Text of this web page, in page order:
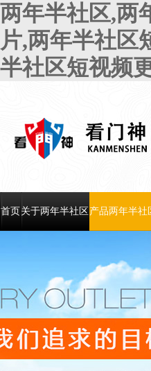
两年半社区,两
片,两年半社区
半社区短视频
首页关于两年半社区 产品两年半社